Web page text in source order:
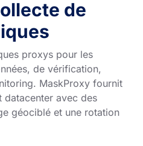
de
proxys pour les
de vérification,
MaskProxy fournit
datacenter avec des
géociblé et une rotation